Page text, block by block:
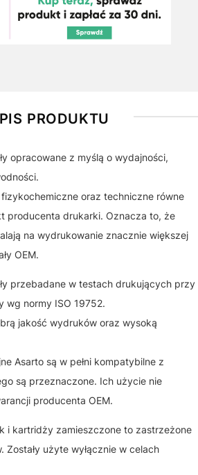
PRODUKTU
opracowane z myślą o wydajności,
fizykochemiczne oraz techniczne równe
producenta drukarki. Oznacza to, że
na wydrukowanie znacznie większej
OEM.
przebadane w testach drukujących przy
wg normy ISO 19752.
jakość wydruków oraz wysoką
Asarto są w pełni kompatybilne z
są przeznaczone. Ich użycie nie
producenta OEM.
i kartridży zamieszczone to zastrzeżone
Zostały użyte wyłącznie w celach